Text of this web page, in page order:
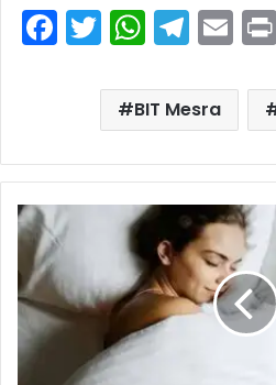
F
a
b
o
o
k
T
w
itt
er
W
h
a
ts
A
p
p
T
el
e
gr
a
m
E
m
ai
l
BIT Mesra